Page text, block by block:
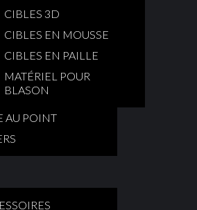
CIBLES 3D
CIBLES EN MOUSSE
CIBLES EN PAILLE
MATÉRIEL POUR
BLASON
AU POINT